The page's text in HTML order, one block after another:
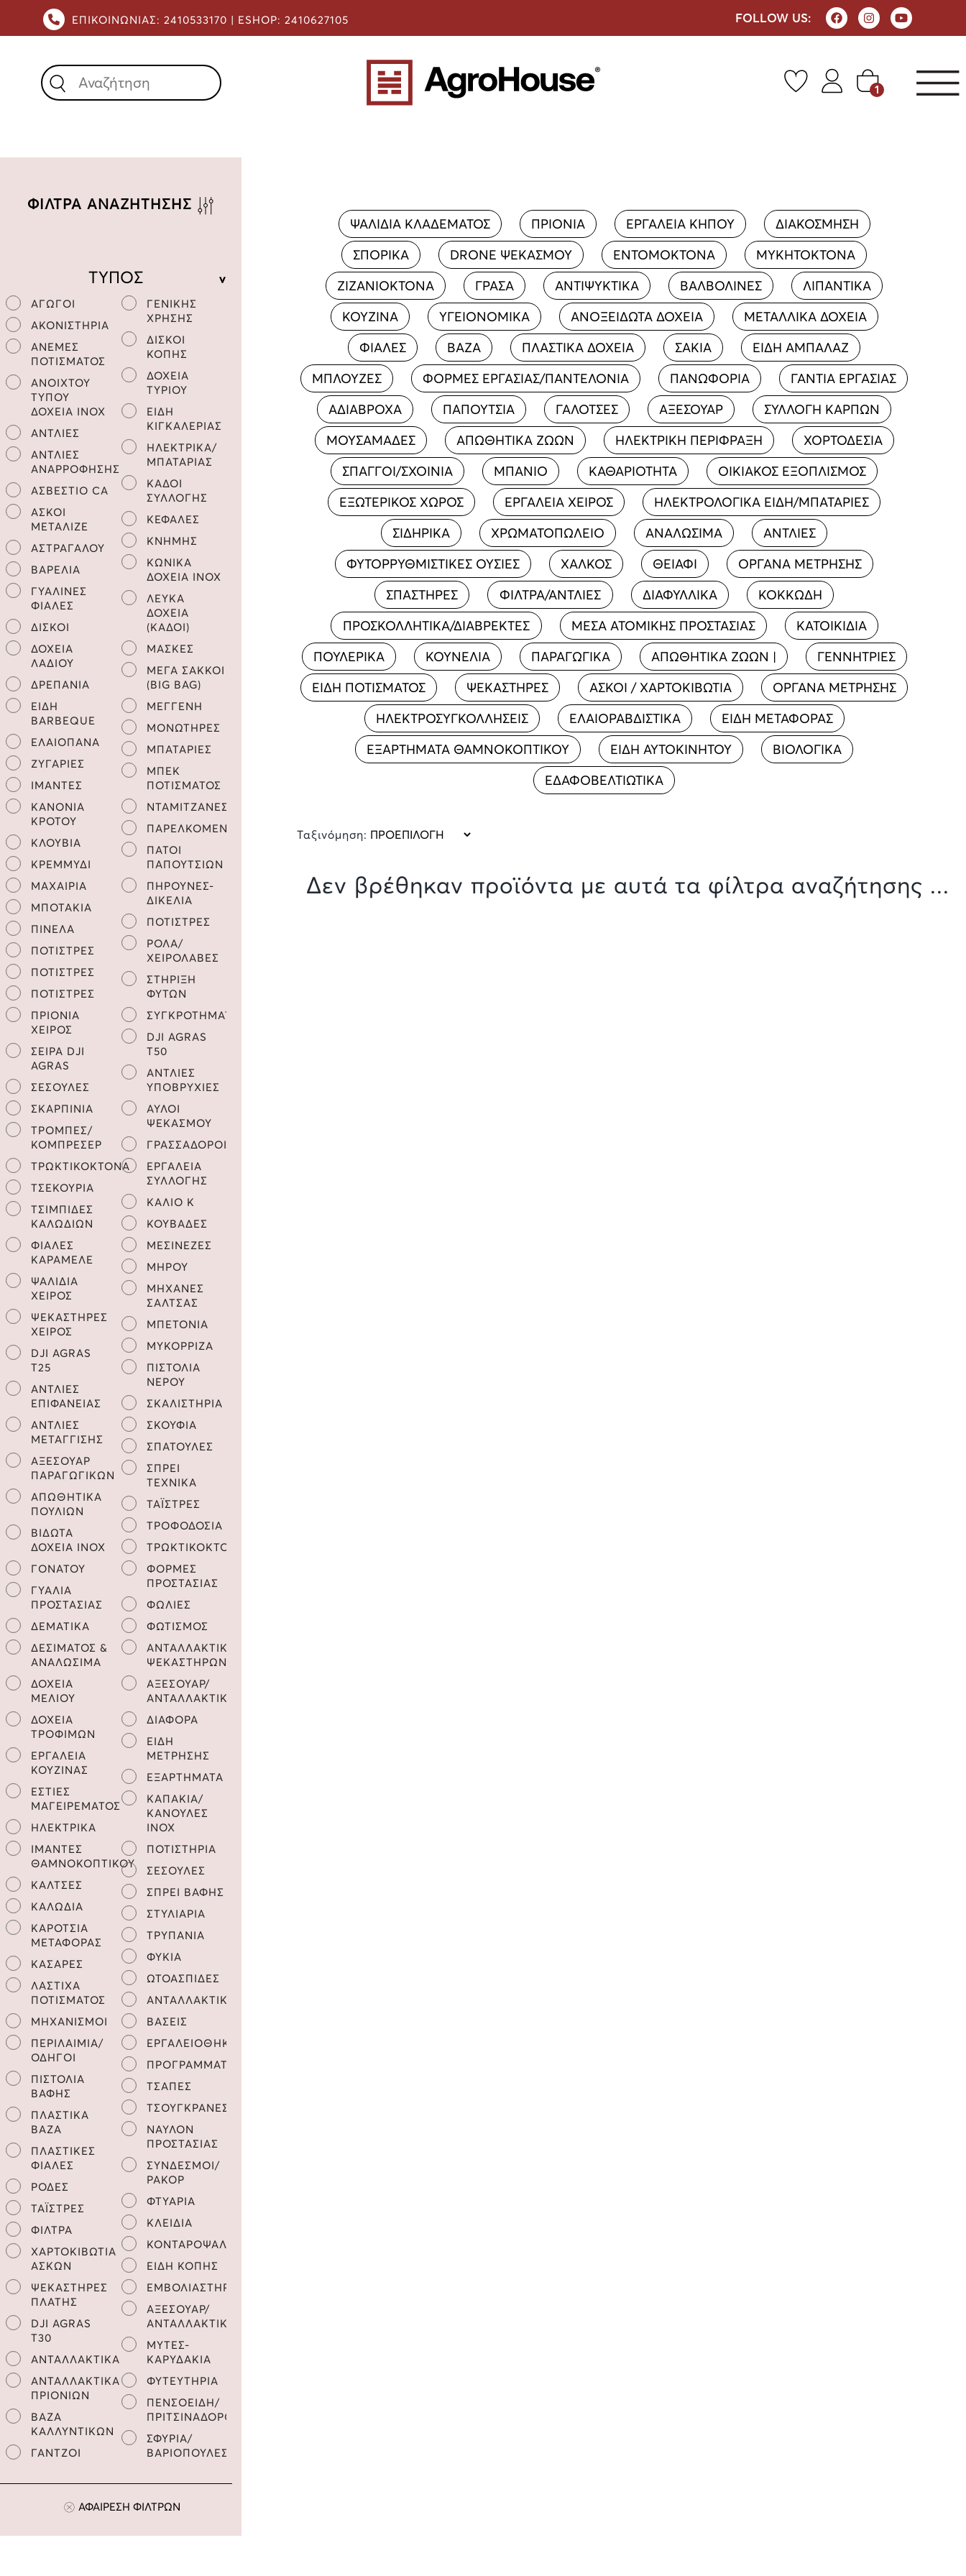
ΕΠΙΚΟΙΝΩΝΙΑΣ: 2410533170 | ESHOP: 2410627105 FOLLOW US:
1
ΦΙΛΤΡΑ ΑΝΑΖΗΤΗΣΗΣ
ΤΥΠΟΣ
ΑΓΩΓΟΙ
ΑΚΟΝΙΣΤΗΡΙΑ
ΑΝΕΜΕΣ
ΠΟΤΙΣΜΑΤΟΣ
ΑΝΟΙΧΤΟΥ
ΤΥΠΟΥ
ΔΟΧΕΙΑ INOX
ΑΝΤΛΙΕΣ
ΑΝΤΛΙΕΣ
ΑΝΑΡΡΟΦΗΣΗΣ
ΑΣΒΕΣΤΙΟ CA
ΑΣΚΟΙ
ΜΕΤΑΛΙΖΕ
ΑΣΤΡΑΓΑΛΟΥ
ΒΑΡΕΛΙΑ
ΓΥΑΛΙΝΕΣ
ΦΙΑΛΕΣ
ΔΙΣΚΟΙ
ΔΟΧΕΙΑ
ΛΑΔΙΟΥ
ΔΡΕΠΑΝΙΑ
ΕΙΔΗ
BARBEQUE
ΕΛΑΙΟΠΑΝΑ
ΖΥΓΑΡΙΕΣ
ΙΜΑΝΤΕΣ
ΚΑΝΟΝΙΑ
ΚΡΟΤΟΥ
ΚΛΟΥΒΙΑ
ΚΡΕΜΜΥΔΙ
ΜΑΧΑΙΡΙΑ
ΜΠΟΤΑΚΙΑ
ΠΙΝΕΛΑ
ΠΟΤΙΣΤΡΕΣ
ΠΟΤΙΣΤΡΕΣ
ΠΟΤΙΣΤΡΕΣ
ΠΡΙΟΝΙΑ
ΧΕΙΡΟΣ
ΣΕΙΡΑ DJI
AGRAS
ΣΕΣΟΥΛΕΣ
ΣΚΑΡΠΙΝΙΑ
ΤΡΟΜΠΕΣ/
ΚΟΜΠΡΕΣΕΡ
ΤΡΩΚΤΙΚΟΚΤΟΝΑ
ΤΣΕΚΟΥΡΙΑ
ΤΣΙΜΠΙΔΕΣ
ΚΑΛΩΔΙΩΝ
ΦΙΑΛΕΣ
ΚΑΡΑΜΕΛΕ
ΨΑΛΙΔΙΑ
ΧΕΙΡΟΣ
ΨΕΚΑΣΤΗΡΕΣ
ΧΕΙΡΟΣ
DJI AGRAS
Τ25
ΑΝΤΛΙΕΣ
ΕΠΙΦΑΝΕΙΑΣ
ΑΝΤΛΙΕΣ
ΜΕΤΑΓΓΙΣΗΣ
ΑΞΕΣΟΥΑΡ
ΠΑΡΑΓΩΓΙΚΩΝ
ΑΠΩΘΗΤΙΚΑ
ΠΟΥΛΙΩΝ
ΒΙΔΩΤΑ
ΔΟΧΕΙΑ INOX
ΓΟΝΑΤΟΥ
ΓΥΑΛΙΑ
ΠΡΟΣΤΑΣΙΑΣ
ΔΕΜΑΤΙΚΑ
ΔΕΣΙΜΑΤΟΣ &
ΑΝΑΛΩΣΙΜΑ
ΔΟΧΕΙΑ
ΜΕΛΙΟΥ
ΔΟΧΕΙΑ
ΤΡΟΦΙΜΩΝ
ΕΡΓΑΛΕΙΑ
ΚΟΥΖΙΝΑΣ
ΕΣΤΙΕΣ
ΜΑΓΕΙΡΕΜΑΤΟΣ
ΗΛΕΚΤΡΙΚΑ
ΙΜΑΝΤΕΣ
ΘΑΜΝΟΚΟΠΤΙΚΟΥ
ΚΑΛΤΣΕΣ
ΚΑΛΩΔΙΑ
ΚΑΡΟΤΣΙΑ
ΜΕΤΑΦΟΡΑΣ
ΚΑΣΑΡΕΣ
ΛΑΣΤΙΧΑ
ΠΟΤΙΣΜΑΤΟΣ
ΜΗΧΑΝΙΣΜΟΙ
ΠΕΡΙΛΑΙΜΙΑ/
ΟΔΗΓΟΙ
ΠΙΣΤΟΛΙΑ
ΒΑΦΗΣ
ΠΛΑΣΤΙΚΑ
ΒΑΖΑ
ΠΛΑΣΤΙΚΕΣ
ΦΙΑΛΕΣ
ΡΟΔΕΣ
ΤΑΪΣΤΡΕΣ
ΦΙΛΤΡΑ
ΧΑΡΤΟΚΙΒΩΤΙΑ
ΑΣΚΩΝ
ΨΕΚΑΣΤΗΡΕΣ
ΠΛΑΤΗΣ
DJI AGRAS
Τ30
ΑΝΤΑΛΛΑΚΤΙΚΑ
ΑΝΤΑΛΛΑΚΤΙΚΑ
ΠΡΙΟΝΙΩΝ
ΒΑΖΑ
ΚΑΛΛΥΝΤΙΚΩΝ
ΓΑΝΤΖΟΙ
ΓΕΝΙΚΗΣ
ΧΡΗΣΗΣ
ΔΙΣΚΟΙ
ΚΟΠΗΣ
ΔΟΧΕΙΑ
ΤΥΡΙΟΥ
ΕΙΔΗ
ΚΙΓΚΑΛΕΡΙΑΣ
ΗΛΕΚΤΡΙΚΑ/
ΜΠΑΤΑΡΙΑΣ
ΚΑΔΟΙ
ΣΥΛΛΟΓΗΣ
ΚΕΦΑΛΕΣ
ΚΝΗΜΗΣ
ΚΩΝΙΚΑ
ΔΟΧΕΙΑ INOX
ΛΕΥΚΑ
ΔΟΧΕΙΑ
(ΚΑΔΟΙ)
ΜΑΣΚΕΣ
ΜΕΓΑ ΣΑΚΚΟΙ
(BIG BAG)
ΜΕΓΓΕΝΗ
ΜΟΝΩΤΗΡΕΣ
ΜΠΑΤΑΡΙΕΣ
ΜΠΕΚ
ΠΟΤΙΣΜΑΤΟΣ
ΝΤΑΜΙΤΖΑΝΕΣ
ΠΑΡΕΛΚΟΜΕΝΑ
ΠΑΤΟΙ
ΠΑΠΟΥΤΣΙΩΝ
ΠΗΡΟΥΝΕΣ-
ΔΙΚΕΛΙΑ
ΠΟΤΙΣΤΡΕΣ
ΡΟΛΑ/
ΧΕΙΡΟΛΑΒΕΣ
ΣΤΗΡΙΞΗ
ΦΥΤΩΝ
ΣΥΓΚΡΟΤΗΜΑΤΑ
DJI AGRAS
T50
ΑΝΤΛΙΕΣ
ΥΠΟΒΡΥΧΙΕΣ
ΑΥΛΟΙ
ΨΕΚΑΣΜΟΥ
ΓΡΑΣΣΑΔΟΡΟΙ
ΕΡΓΑΛΕΙΑ
ΣΥΛΛΟΓΗΣ
ΚΑΛΙΟ K
ΚΟΥΒΑΔΕΣ
ΜΕΣΙΝΕΖΕΣ
ΜΗΡΟΥ
ΜΗΧΑΝΕΣ
ΣΑΛΤΣΑΣ
ΜΠΕΤΟΝΙΑ
ΜΥΚΟΡΡΙΖΑ
ΠΙΣΤΟΛΙΑ
ΝΕΡΟΥ
ΣΚΑΛΙΣΤΗΡΙΑ
ΣΚΟΥΦΙΑ
ΣΠΑΤΟΥΛΕΣ
ΣΠΡΕΙ
ΤΕΧΝΙΚΑ
ΤΑΪΣΤΡΕΣ
ΤΡΟΦΟΔΟΣΙΑ
ΤΡΩΚΤΙΚΟΚΤΟΝΑ
ΦΟΡΜΕΣ
ΠΡΟΣΤΑΣΙΑΣ
ΦΩΛΙΕΣ
ΦΩΤΙΣΜΟΣ
ΑΝΤΑΛΛΑΚΤΙΚΑ
ΨΕΚΑΣΤΗΡΩΝ
ΑΞΕΣΟΥΑΡ/
ΑΝΤΑΛΛΑΚΤΙΚΑ
ΔΙΑΦΟΡΑ
ΕΙΔΗ
ΜΕΤΡΗΣΗΣ
ΕΞΑΡΤΗΜΑΤΑ
ΚΑΠΑΚΙΑ/
ΚΑΝΟΥΛΕΣ
INOX
ΠΟΤΙΣΤΗΡΙΑ
ΣΕΣΟΥΛΕΣ
ΣΠΡΕΙ ΒΑΦΗΣ
ΣΤΥΛΙΑΡΙΑ
ΤΡΥΠΑΝΙΑ
ΦΥΚΙΑ
ΩΤΟΑΣΠΙΔΕΣ
ΑΝΤΑΛΛΑΚΤΙΚΑ
ΒΑΣΕΙΣ
ΕΡΓΑΛΕΙΟΘΗΚΕΣ
ΠΡΟΓΡΑΜΜΑΤΙΣΤΕΣ
ΤΣΑΠΕΣ
ΤΣΟΥΓΚΡΑΝΕΣ
ΝΑΥΛΟΝ
ΠΡΟΣΤΑΣΙΑΣ
ΣΥΝΔΕΣΜΟΙ/
ΡΑΚΟΡ
ΦΤΥΑΡΙΑ
ΚΛΕΙΔΙΑ
ΚΟΝΤΑΡΟΨΑΛΙΔΑ
ΕΙΔΗ ΚΟΠΗΣ
ΕΜΒΟΛΙΑΣΤΗΡΙΑ
ΑΞΕΣΟΥΑΡ/
ΑΝΤΑΛΛΑΚΤΙΚΑ
ΜΥΤΕΣ-
ΚΑΡΥΔΑΚΙΑ
ΦΥΤΕΥΤΗΡΙΑ
ΠΕΝΣΟΕΙΔΗ/
ΠΡΙΤΣΙΝΑΔΟΡΟΙ
ΣΦΥΡΙΑ/
ΒΑΡΙΟΠΟΥΛΕΣ
ΑΦΑΙΡΕΣΗ ΦΙΛΤΡΩΝ
ΨΑΛΙΔΙΑ ΚΛΑΔΕΜΑΤΟΣ ΠΡΙΟΝΙΑ ΕΡΓΑΛΕΙΑ ΚΗΠΟΥ
ΔΙΑΚΟΣΜΗΣΗ
ΣΠΟΡΙΚΑ
DRONE ΨΕΚΑΣΜΟΥ ΕΝΤΟΜΟΚΤΟΝΑ
ΜΥΚΗΤΟΚΤΟΝΑ
ΖΙΖΑΝΙΟΚΤΟΝΑ
ΓΡΑΣΑ ΑΝΤΙΨΥΚΤΙΚΑ ΒΑΛΒΟΛΙΝΕΣ
ΛΙΠΑΝΤΙΚΑ
ΚΟΥΖΙΝΑ
ΥΓΕΙΟΝΟΜΙΚΑ ΑΝΟΞΕΙΔΩΤΑ ΔΟΧΕΙΑ
ΜΕΤΑΛΛΙΚΑ ΔΟΧΕΙΑ
ΦΙΑΛΕΣ
ΒΑΖΑ ΠΛΑΣΤΙΚΑ ΔΟΧΕΙΑ ΣΑΚΙΑ
ΕΙΔΗ ΑΜΠΑΛΑΖ
ΜΠΛΟΥΖΕΣ
ΦΟΡΜΕΣ ΕΡΓΑΣΙΑΣ/ΠΑΝΤΕΛΟΝΙΑ ΠΑΝΩΦΟΡΙΑ
ΓΑΝΤΙΑ ΕΡΓΑΣΙΑΣ
ΑΔΙΑΒΡΟΧΑ
ΠΑΠΟΥΤΣΙΑ ΓΑΛΟΤΣΕΣ ΑΞΕΣΟΥΑΡ
ΣΥΛΛΟΓΗ ΚΑΡΠΩΝ
ΜΟΥΣΑΜΑΔΕΣ
ΑΠΩΘΗΤΙΚΑ ΖΩΩΝ ΗΛΕΚΤΡΙΚΗ ΠΕΡΙΦΡΑΞΗ
ΧΟΡΤΟΔΕΣΙΑ
ΣΠΑΓΓΟΙ/ΣΧΟΙΝΙΑ
ΜΠΑΝΙΟ ΚΑΘΑΡΙΟΤΗΤΑ
ΟΙΚΙΑΚΟΣ ΕΞΟΠΛΙΣΜΟΣ
ΕΞΩΤΕΡΙΚΟΣ ΧΩΡΟΣ
ΕΡΓΑΛΕΙΑ ΧΕΙΡΟΣ
ΗΛΕΚΤΡΟΛΟΓΙΚΑ ΕΙΔΗ/ΜΠΑΤΑΡΙΕΣ
ΣΙΔΗΡΙΚΑ
ΧΡΩΜΑΤΟΠΩΛΕΙΟ ΑΝΑΛΩΣΙΜΑ
ΑΝΤΛΙΕΣ
ΦΥΤΟΡΡΥΘΜΙΣΤΙΚΕΣ ΟΥΣΙΕΣ
ΧΑΛΚΟΣ ΘΕΙΑΦΙ
ΟΡΓΑΝΑ ΜΕΤΡΗΣΗΣ
ΣΠΑΣΤΗΡΕΣ
ΦΙΛΤΡΑ/ΑΝΤΛΙΕΣ ΔΙΑΦΥΛΛΙΚΑ
ΚΟΚΚΩΔΗ
ΠΡΟΣΚΟΛΛΗΤΙΚΑ/ΔΙΑΒΡΕΚΤΕΣ
ΜΕΣΑ ΑΤΟΜΙΚΗΣ ΠΡΟΣΤΑΣΙΑΣ
ΚΑΤΟΙΚΙΔΙΑ
ΠΟΥΛΕΡΙΚΑ
ΚΟΥΝΕΛΙΑ ΠΑΡΑΓΩΓΙΚΑ ΑΠΩΘΗΤΙΚΑ ΖΩΩΝ |
ΓΕΝΝΗΤΡΙΕΣ
ΕΙΔΗ ΠΟΤΙΣΜΑΤΟΣ
ΨΕΚΑΣΤΗΡΕΣ ΑΣΚΟΙ / ΧΑΡΤΟΚΙΒΩΤΙΑ
ΟΡΓΑΝΑ ΜΕΤΡΗΣΗΣ
ΗΛΕΚΤΡΟΣΥΓΚΟΛΛΗΣΕΙΣ
ΕΛΑΙΟΡΑΒΔΙΣΤΙΚΑ
ΕΙΔΗ ΜΕΤΑΦΟΡΑΣ
ΕΞΑΡΤΗΜΑΤΑ ΘΑΜΝΟΚΟΠΤΙΚΟΥ
ΕΙΔΗ ΑΥΤΟΚΙΝΗΤΟΥ
ΒΙΟΛΟΓΙΚΑ
ΕΔΑΦΟΒΕΛΤΙΩΤΙΚΑ
Ταξινόμηση:
Δεν βρέθηκαν προϊόντα με αυτά τα φίλτρα αναζήτησης ...